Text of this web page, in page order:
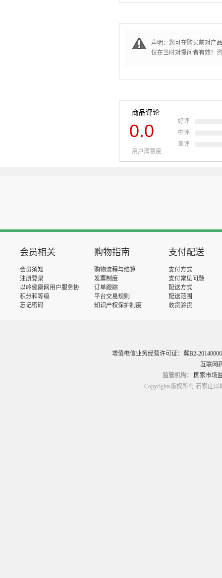
声明：您可在购买前对产
仅在当时对提问者有效！
商品评论
0.0
用户满意度
好评
中评
差评
会员相关
会员须知
注册登录
以岭健康网用户服务协
议
积分和等级
忘记密码
购物指南
购物流程与结算
发票制度
订单跟踪
平台交易规则
知识产权保护制度
支付配送
支付方式
支付常见问题
配送方式
配送范围
收货验货
增值电信业务经营许可证：冀B2-20140006
互联网
监管机构：
国家市场
Copyrights版权所有 石家庄